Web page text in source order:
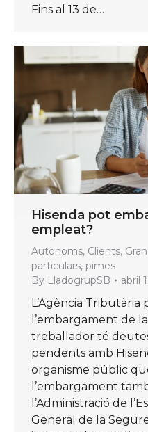
Fins al 13 de…
Hisenda pot
empleat?
Autònoms, Clients,
particulars, pimes
By LladogrupSB abril
L’Agència Tributària
l’embargament de
treballador té
pendents amb
organisme públic
l’embargament
l’Administració de
General de la